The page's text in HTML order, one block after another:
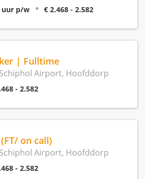
uur p/w € 2.468 - 2.582
| Fulltime
Airport, Hoofddorp
- 2.582
on call)
Airport, Hoofddorp
- 2.582